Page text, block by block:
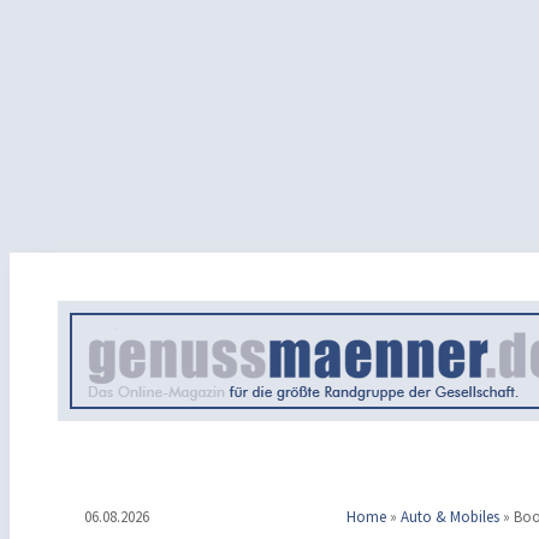
06.08.2026 Home » Auto & Mobiles »